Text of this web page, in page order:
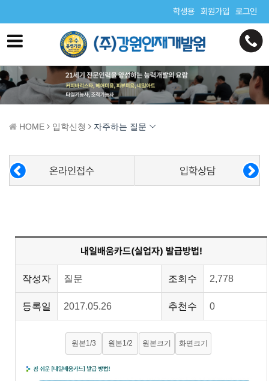
학생용 회원가입 로그인
HOME 입학신청 자주하는 질문
온라인접수 입학상담
내일배움카드(실업자) 발급방법!
작성자 질문 조회수 2,778
등록일 2017.05.26 추천수 0
원본1/3 원본1/2 원본크기 화면크기